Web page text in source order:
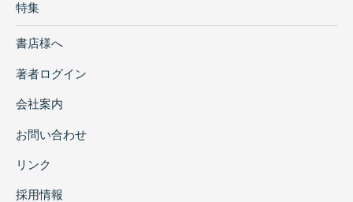
特集
書店様へ
著者ログイン
会社案内
お問い合わせ
リンク
採用情報